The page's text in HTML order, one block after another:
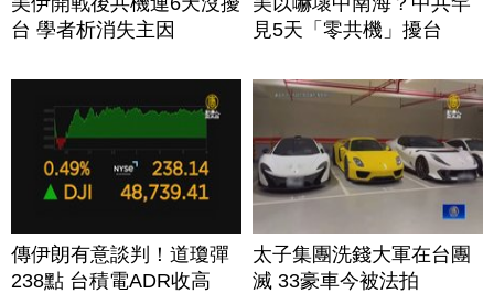
台 學者析消失主因
見5天「零共機」擾台
傳伊朗有意談判！道瓊彈
238點 台積電ADR收高
太子集團洗錢大軍在台團
滅 33豪車今被法拍